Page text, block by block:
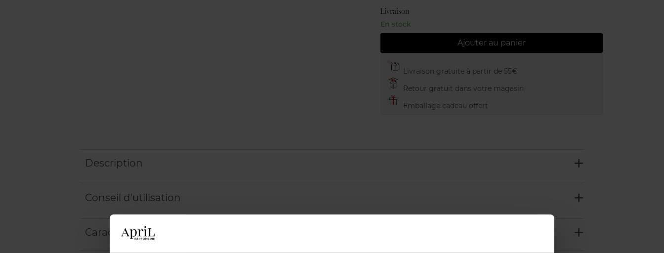
Livraison
En stock
Ajouter au panier
Livraison gratuite à partir de 55€
Retour gratuit dans votre magasin
Emballage cadeau offert
Description
Conseil d'utilisation
Caractéristiques